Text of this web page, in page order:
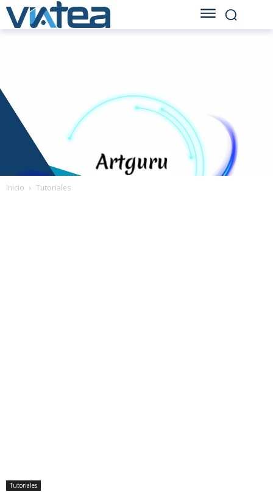
Inicio Tutoriales
Tutoriales